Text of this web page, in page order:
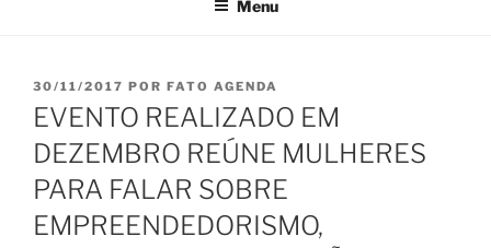
Menu
PUBLICADO
EM
30/11/2017 POR FATO AGENDA
EVENTO REALIZADO EM
DEZEMBRO REÚNE MULHERES
PARA FALAR SOBRE
EMPREENDEDORISMO,